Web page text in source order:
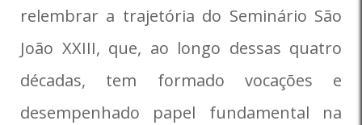
relembrar a trajetória do Seminário São
João XXIII, que, ao longo dessas quatro
décadas, tem formado vocações e
desempenhado papel fundamental na